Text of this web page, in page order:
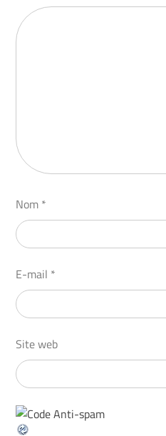
Nom *
E-mail *
Site web